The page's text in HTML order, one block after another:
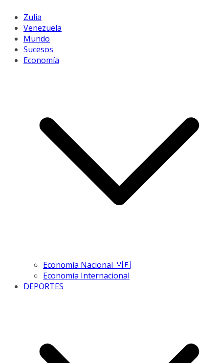
Zulia
Venezuela
Mundo
Sucesos
Economía
Economía Nacional 🇻🇪
Economía Internacional
DEPORTES